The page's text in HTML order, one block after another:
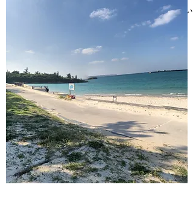
ビーチ。ここでのんびりおやつタイムもいい